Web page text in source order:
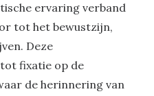
ervaring verband
tot het bewustzijn,
Deze
fixatie op de
de herinnering van